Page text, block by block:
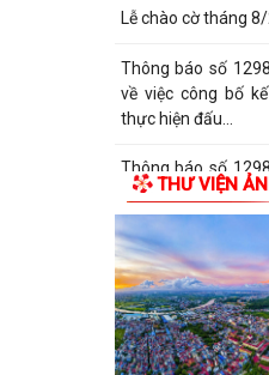
Lễ chào cờ tháng
Thông báo số
về việc công bố
thực hiện đấu...
Thông báo số
của UBND
danh mục khu đất...
Công văn số:
Quyết định số
của Ủy ban...
Các chí lãnh đạo
THƯ VIỆN